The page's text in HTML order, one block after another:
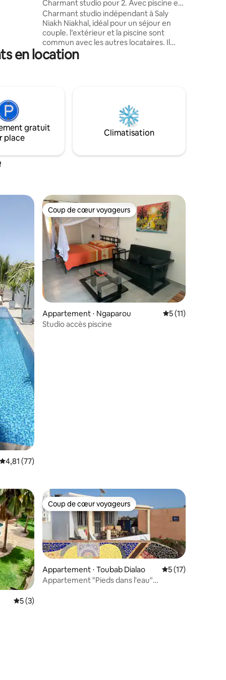
Charmant studio pour 2. Avec piscine et
cuisine
Charmant studio indépendant à Saly
Niakh Niakhal, idéal pour un séjour en
couple. l’extérieur et la piscine sont
commun avec les autres locataires. Il
dispose d’un lit double, d’une cuisine
équipée et d’une salle de bain privée.
des commerces, ce studio offre confort,
intimité et convivialité dans un cadre
paisible.
en location
gratuit
place
Climatisation
: 4,86 sur 5
Évaluation moyenne sur la base de 77 commentaires : 4,81 sur 5
4,81 (77)
Coup de cœur voyageurs
Coup de cœur voyageurs
Appartement ⋅ Ngaparou Évaluation
5 (11)
Studio accès piscine
Évaluation moyenne sur la base de 3 commentaires : 5 sur 5
5 (3)
Coup de cœur voyageurs
Coup de cœur voyageurs
Appartement ⋅ Toubab Dialao Évaluation
5 (17)
Appartement "Pieds dans l'eau"